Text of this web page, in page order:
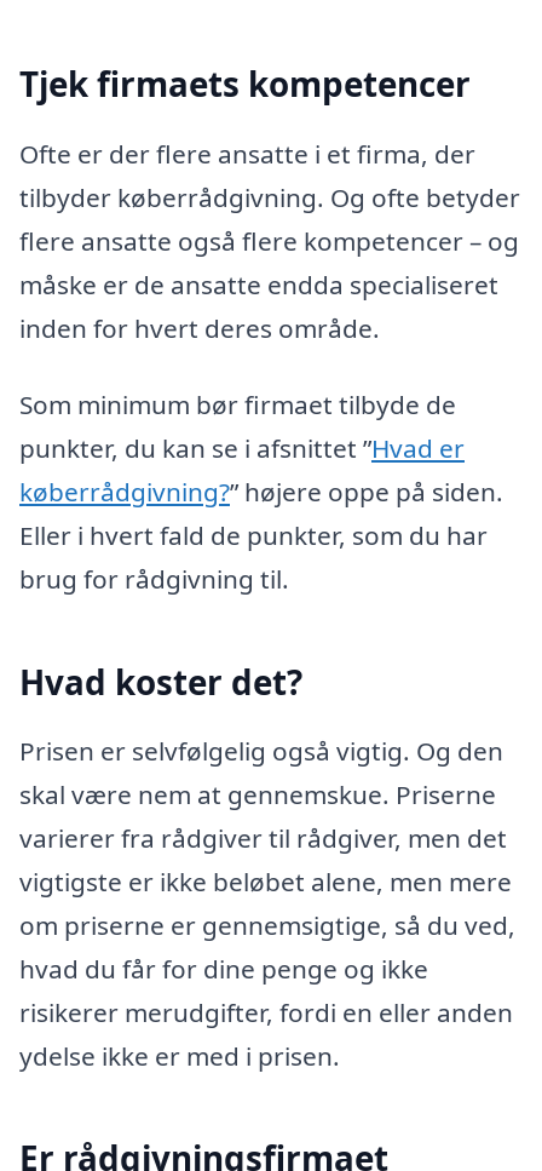
Tjek firmaets kompetencer
Ofte er der flere ansatte i et firma, der
tilbyder køberrådgivning. Og ofte betyder
flere ansatte også flere kompetencer – og
måske er de ansatte endda specialiseret
inden for hvert deres område.
Som minimum bør firmaet tilbyde de
punkter, du kan se i afsnittet ”Hvad er
køberrådgivning?” højere oppe på siden.
Eller i hvert fald de punkter, som du har
brug for rådgivning til.
Hvad koster det?
Prisen er selvfølgelig også vigtig. Og den
skal være nem at gennemskue. Priserne
varierer fra rådgiver til rådgiver, men det
vigtigste er ikke beløbet alene, men mere
om priserne er gennemsigtige, så du ved,
hvad du får for dine penge og ikke
risikerer merudgifter, fordi en eller anden
ydelse ikke er med i prisen.
Er rådgivningsfirmaet